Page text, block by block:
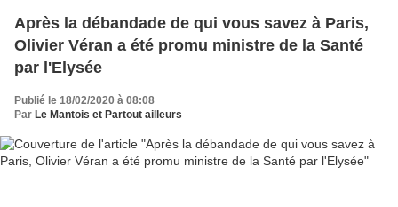
Après la débandade de qui vous savez à Paris,
Olivier Véran a été promu ministre de la Santé
par l'Elysée
Publié le 18/02/2020 à 08:08
Par Le Mantois et Partout ailleurs